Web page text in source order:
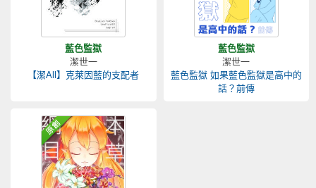
藍色監獄
潔世一
【潔All】克萊因藍的支配者
藍色監獄
潔世一
藍色監獄 如果藍色監獄是高中的
話？前傳